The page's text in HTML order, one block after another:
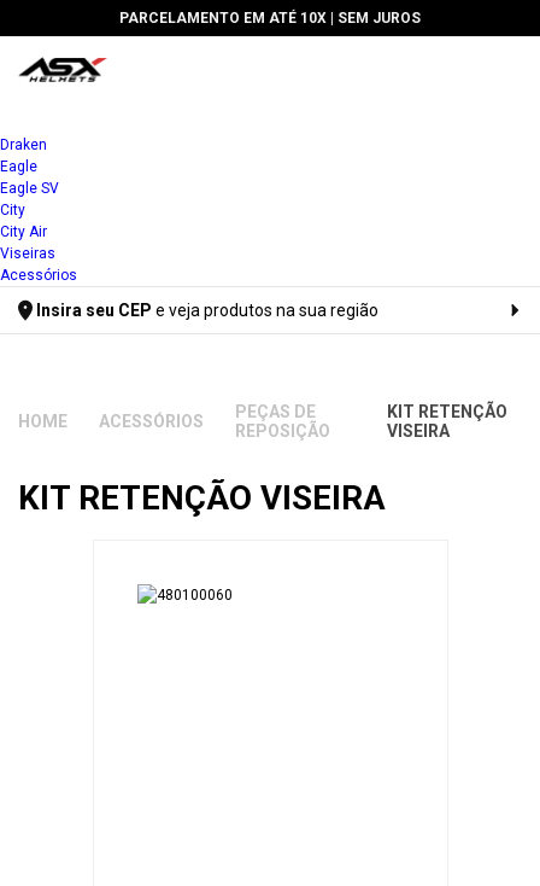
PARCELAMENTO EM ATÉ 10X | SEM JUROS
Draken
Eagle
Eagle SV
City
City Air
Viseiras
Acessórios
Insira seu CEP e veja produtos na sua região
ACESSÓRIOS
PEÇAS DE
REPOSIÇÃO
KIT RETENÇÃO
VISEIRA
KIT RETENÇÃO VISEIRA